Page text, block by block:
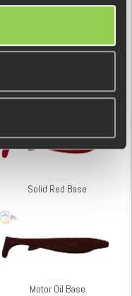
Chartreuse Base
Solid Red Base
Motor Oil Base